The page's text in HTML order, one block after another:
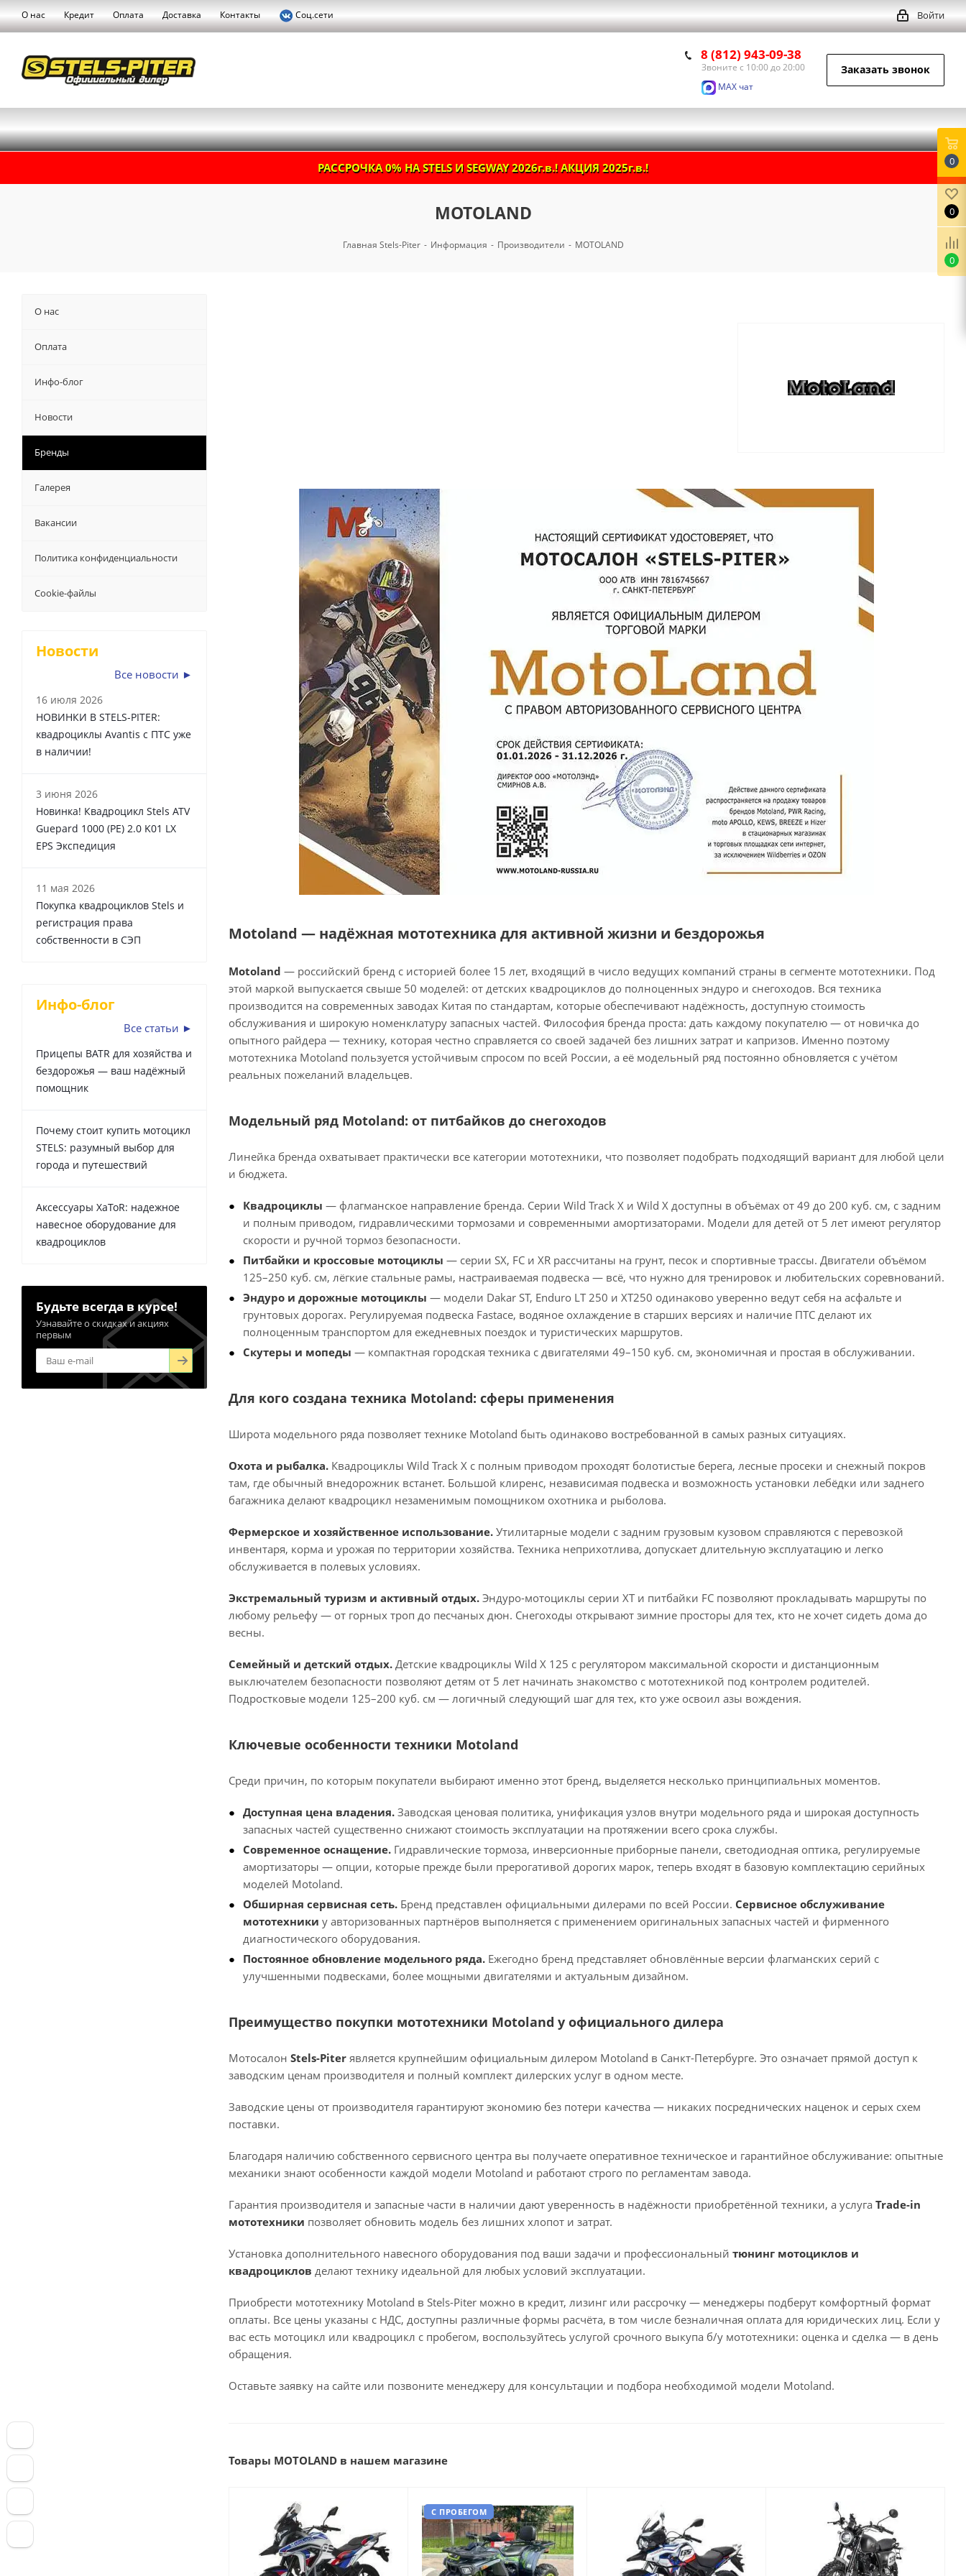
О нас Кредит Оплата Доставка Контакты Соц.сети Войти
8 (812) 943-09-38
Звоните с 10:00 до 20:00
MAX чат
Заказать звонок
РАССРОЧКА 0% НА STELS И SEGWAY 2026г.в.! АКЦИЯ 2025г.в.!
MOTOLAND
Главная Stels-Piter - Информация - Производители - MOTOLAND
Motoland — надёжная мототехника для активной жизни и бездорожья
Motoland — российский бренд с историей более 15 лет, входящий в число ведущих компаний страны в сегменте мототехники. Под
этой маркой выпускается свыше 50 моделей: от детских квадроциклов до полноценных эндуро и снегоходов. Вся техника
производится на современных заводах Китая по стандартам, которые обеспечивают надёжность, доступную стоимость
обслуживания и широкую номенклатуру запасных частей. Философия бренда проста: дать каждому покупателю — от новичка до
опытного райдера — технику, которая честно справляется со своей задачей без лишних затрат и капризов. Именно поэтому
мототехника Motoland пользуется устойчивым спросом по всей России, а её модельный ряд постоянно обновляется с учётом
реальных пожеланий владельцев.
Модельный ряд Motoland: от питбайков до снегоходов
Линейка бренда охватывает практически все категории мототехники, что позволяет подобрать подходящий вариант для любой цели
и бюджета.
Квадроциклы — флагманское направление бренда. Серии Wild Track X и Wild X доступны в объёмах от 49 до 200 куб. см, с задним
и полным приводом, гидравлическими тормозами и современными амортизаторами. Модели для детей от 5 лет имеют регулятор
скорости и ручной тормоз безопасности.
Питбайки и кроссовые мотоциклы — серии SX, FC и XR рассчитаны на грунт, песок и спортивные трассы. Двигатели объёмом
125–250 куб. см, лёгкие стальные рамы, настраиваемая подвеска — всё, что нужно для тренировок и любительских соревнований.
Эндуро и дорожные мотоциклы — модели Dakar ST, Enduro LT 250 и XT250 одинаково уверенно ведут себя на асфальте и
грунтовых дорогах. Регулируемая подвеска Fastace, водяное охлаждение в старших версиях и наличие ПТС делают их
полноценным транспортом для ежедневных поездок и туристических маршрутов.
Скутеры и мопеды — компактная городская техника с двигателями 49–150 куб. см, экономичная и простая в обслуживании.
Для кого создана техника Motoland: сферы применения
Широта модельного ряда позволяет технике Motoland быть одинаково востребованной в самых разных ситуациях.
Охота и рыбалка. Квадроциклы Wild Track X с полным приводом проходят болотистые берега, лесные просеки и снежный покров
там, где обычный внедорожник встанет. Большой клиренс, независимая подвеска и возможность установки лебёдки или заднего
багажника делают квадроцикл незаменимым помощником охотника и рыболова.
Фермерское и хозяйственное использование. Утилитарные модели с задним грузовым кузовом справляются с перевозкой
инвентаря, корма и урожая по территории хозяйства. Техника неприхотлива, допускает длительную эксплуатацию и легко
обслуживается в полевых условиях.
Экстремальный туризм и активный отдых. Эндуро-мотоциклы серии XT и питбайки FC позволяют прокладывать маршруты по
любому рельефу — от горных троп до песчаных дюн. Снегоходы открывают зимние просторы для тех, кто не хочет сидеть дома до
весны.
Семейный и детский отдых. Детские квадроциклы Wild X 125 с регулятором максимальной скорости и дистанционным
выключателем безопасности позволяют детям от 5 лет начинать знакомство с мототехникой под контролем родителей.
Подростковые модели 125–200 куб. см — логичный следующий шаг для тех, кто уже освоил азы вождения.
Ключевые особенности техники Motoland
Среди причин, по которым покупатели выбирают именно этот бренд, выделяется несколько принципиальных моментов.
Доступная цена владения. Заводская ценовая политика, унификация узлов внутри модельного ряда и широкая доступность
запасных частей существенно снижают стоимость эксплуатации на протяжении всего срока службы.
Современное оснащение. Гидравлические тормоза, инверсионные приборные панели, светодиодная оптика, регулируемые
амортизаторы — опции, которые прежде были прерогативой дорогих марок, теперь входят в базовую комплектацию серийных
моделей Motoland.
Обширная сервисная сеть. Бренд представлен официальными дилерами по всей России. Сервисное обслуживание
мототехники у авторизованных партнёров выполняется с применением оригинальных запасных частей и фирменного
диагностического оборудования.
Постоянное обновление модельного ряда. Ежегодно бренд представляет обновлённые версии флагманских серий с
улучшенными подвесками, более мощными двигателями и актуальным дизайном.
Преимущество покупки мототехники Motoland у официального дилера
Мотосалон Stels-Piter является крупнейшим официальным дилером Motoland в Санкт-Петербурге. Это означает прямой доступ к
заводским ценам производителя и полный комплект дилерских услуг в одном месте.
Заводские цены от производителя гарантируют экономию без потери качества — никаких посреднических наценок и серых схем
поставки.
Благодаря наличию собственного сервисного центра вы получаете оперативное техническое и гарантийное обслуживание: опытные
механики знают особенности каждой модели Motoland и работают строго по регламентам завода.
Гарантия производителя и запасные части в наличии дают уверенность в надёжности приобретённой техники, а услуга Trade-in
мототехники позволяет обновить модель без лишних хлопот и затрат.
Установка дополнительного навесного оборудования под ваши задачи и профессиональный тюнинг мотоциклов и
квадроциклов делают технику идеальной для любых условий эксплуатации.
Приобрести мототехнику Motoland в Stels-Piter можно в кредит, лизинг или рассрочку — менеджеры подберут комфортный формат
оплаты. Все цены указаны с НДС, доступны различные формы расчёта, в том числе безналичная оплата для юридических лиц. Если у
вас есть мотоцикл или квадроцикл с пробегом, воспользуйтесь услугой срочного выкупа б/у мототехники: оценка и сделка — в день
обращения.
Оставьте заявку на сайте или позвоните менеджеру для консультации и подбора необходимой модели Motoland.
Товары MOTOLAND в нашем магазине
С ПРОБЕГОМ
О нас
Оплата
Инфо-блог
Новости
Бренды
Галерея
Вакансии
Политика конфиденциальности
Cookie-файлы
Новости
Все новости ►
16 июля 2026
НОВИНКИ В STELS-PITER:
квадроциклы Avantis с ПТС уже
в наличии!
3 июня 2026
Новинка! Квадроцикл Stels ATV
Guepard 1000 (PE) 2.0 K01 LX
EPS Экспедиция
11 мая 2026
Покупка квадроциклов Stels и
регистрация права
собственности в СЭП
Инфо-блог
Все статьи ►
Прицепы BATR для хозяйства и
бездорожья — ваш надёжный
помощник
Почему стоит купить мотоцикл
STELS: разумный выбор для
города и путешествий
Аксессуары XaToR: надежное
навесное оборудование для
квадроциклов
Будьте всегда в курсе!
Узнавайте о скидках и акциях
первым
0
0
0